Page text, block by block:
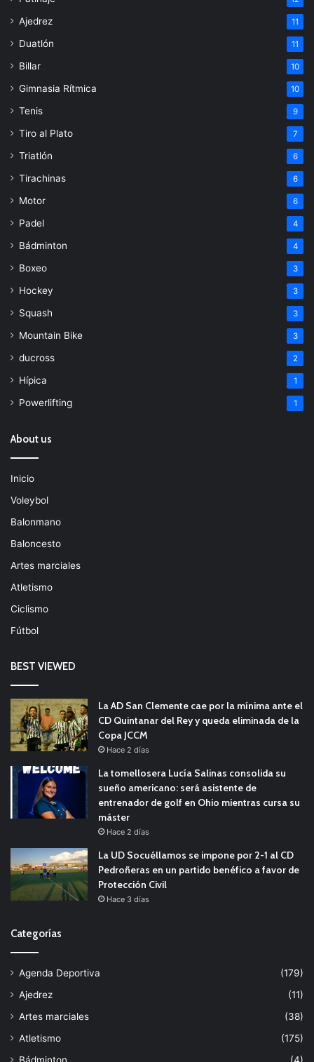
Ajedrez 11
Duatlón 11
Billar 10
Gimnasia Rítmica 10
Tenis 9
Tiro al Plato 7
Triatlón 6
Tirachinas 6
Motor 6
Padel 4
Bádminton 4
Boxeo 3
Hockey 3
Squash 3
Mountain Bike 3
ducross 2
Hípica 1
Powerlifting 1
About us
Inicio
Voleybol
Balonmano
Baloncesto
Artes marciales
Atletismo
Ciclismo
Fútbol
BEST VIEWED
La AD San Clemente cae por la mínima ante el
CD Quintanar del Rey y queda eliminada de la
Copa JCCM
Hace 2 días
La tomellosera Lucía Salinas consolida su
sueño americano: será asistente de
entrenador de golf en Ohio mientras cursa su
máster
Hace 2 días
La UD Socuéllamos se impone por 2-1 al CD
Pedroñeras en un partido benéfico a favor de
Protección Civil
Hace 3 días
Categorías
Agenda Deportiva
(179)
Ajedrez
(11)
Artes marciales
(38)
Atletismo
(175)
Bádminton
(4)